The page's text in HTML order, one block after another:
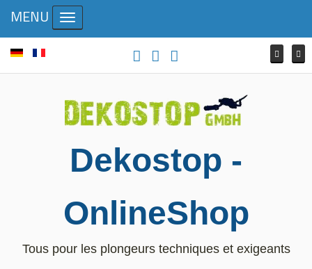
Dekostop -
OnlineShop
Tous pour les plongeurs techniques et exigeants
MENU Toggle navigation